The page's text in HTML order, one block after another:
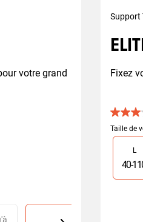
votre grand
Support
Fixez
3.0
sur
5
étoiles.
avis
Taille de
Slide 1
L
40-